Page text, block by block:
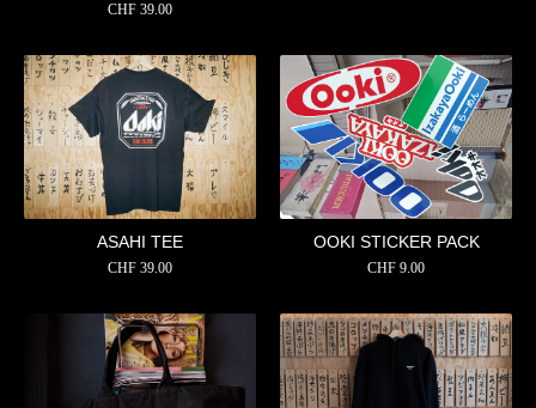
CHF 39.00
ASAHI TEE
CHF 39.00
OOKI STICKER PACK
CHF 9.00